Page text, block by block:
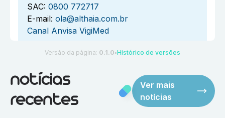
SAC: 0800 772717
E-mail: ola@althaia.com.br
Canal Anvisa VigiMed
Versão da página: 0.1.0 ●Histórico de versões
notícias
recentes
Ver mais
notícias